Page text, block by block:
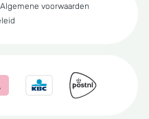
Algemene voorwaarden